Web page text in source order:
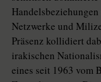
Netzwerke und
Präsenz kollidiert
irakischen
eines seit 1963 vom